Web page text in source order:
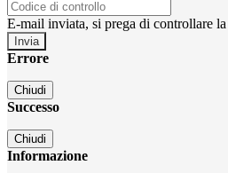
E-mail inviata, si prega di controllare
Errore
Chiudi
Successo
Chiudi
Informazione